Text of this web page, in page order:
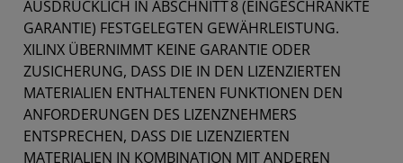
AUSDRÜCKLICH IN ABSCHNITT 8 (EINGESCHRÄNKTE
GARANTIE) FESTGELEGTEN GEWÄHRLEISTUNG.
XILINX ÜBERNIMMT KEINE GARANTIE ODER
ZUSICHERUNG, DASS DIE IN DEN LIZENZIERTEN
MATERIALIEN ENTHALTENEN FUNKTIONEN DEN
ANFORDERUNGEN DES LIZENZNEHMERS
ENTSPRECHEN, DASS DIE LIZENZIERTEN
MATERIALIEN IN KOMBINATION MIT ANDEREN